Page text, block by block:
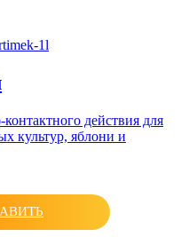
действия для
культур, яблони и